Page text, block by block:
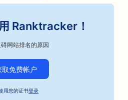
擎优化
Ranktracker！
网站排名的原因
取免费帐户
用您的证书登录